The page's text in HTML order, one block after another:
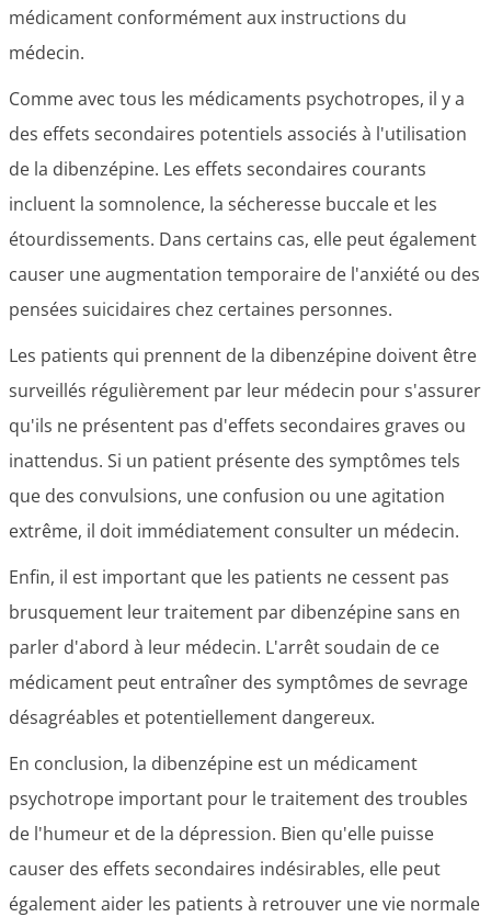
médicament conformément aux instructions du
médecin.
Comme avec tous les médicaments psychotropes, il y a
des effets secondaires potentiels associés à l'utilisation
de la dibenzépine. Les effets secondaires courants
incluent la somnolence, la sécheresse buccale et les
étourdissements. Dans certains cas, elle peut également
causer une augmentation temporaire de l'anxiété ou des
pensées suicidaires chez certaines personnes.
Les patients qui prennent de la dibenzépine doivent être
surveillés régulièrement par leur médecin pour s'assurer
qu'ils ne présentent pas d'effets secondaires graves ou
inattendus. Si un patient présente des symptômes tels
que des convulsions, une confusion ou une agitation
extrême, il doit immédiatement consulter un médecin.
Enfin, il est important que les patients ne cessent pas
brusquement leur traitement par dibenzépine sans en
parler d'abord à leur médecin. L'arrêt soudain de ce
médicament peut entraîner des symptômes de sevrage
désagréables et potentiellement dangereux.
En conclusion, la dibenzépine est un médicament
psychotrope important pour le traitement des troubles
de l'humeur et de la dépression. Bien qu'elle puisse
causer des effets secondaires indésirables, elle peut
également aider les patients à retrouver une vie normale